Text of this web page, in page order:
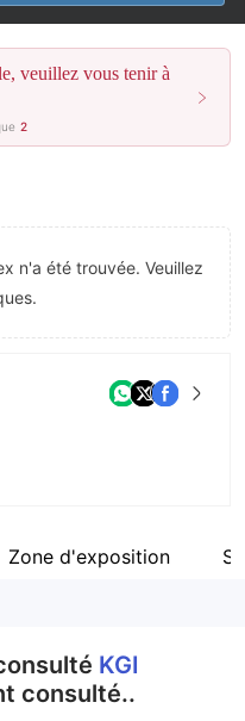
veuillez vous tenir à
2
n'a été trouvée. Veuillez
Zone d'exposition
KGI
consulté..